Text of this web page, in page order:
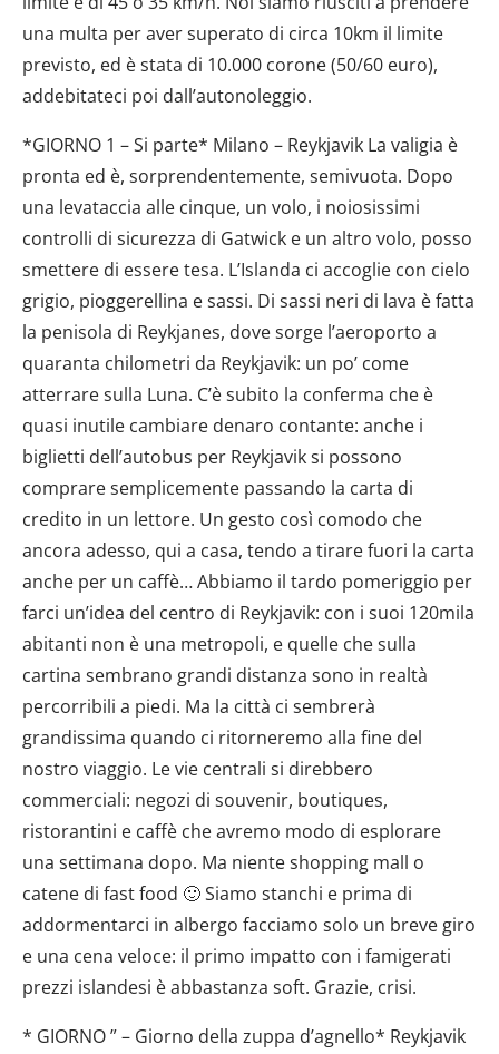
una multa per aver superato di circa 10km il limite
previsto, ed è stata di 10.000 corone (50/60 euro),
addebitateci poi dall’autonoleggio.
*GIORNO 1 – Si parte* Milano – Reykjavik La valigia è
pronta ed è, sorprendentemente, semivuota. Dopo
una levataccia alle cinque, un volo, i noiosissimi
controlli di sicurezza di Gatwick e un altro volo, posso
smettere di essere tesa. L’Islanda ci accoglie con cielo
grigio, pioggerellina e sassi. Di sassi neri di lava è fatta
la penisola di Reykjanes, dove sorge l’aeroporto a
quaranta chilometri da Reykjavik: un po’ come
atterrare sulla Luna. C’è subito la conferma che è
quasi inutile cambiare denaro contante: anche i
biglietti dell’autobus per Reykjavik si possono
comprare semplicemente passando la carta di
credito in un lettore. Un gesto così comodo che
ancora adesso, qui a casa, tendo a tirare fuori la carta
anche per un caffè… Abbiamo il tardo pomeriggio per
farci un’idea del centro di Reykjavik: con i suoi 120mila
abitanti non è una metropoli, e quelle che sulla
cartina sembrano grandi distanza sono in realtà
percorribili a piedi. Ma la città ci sembrerà
grandissima quando ci ritorneremo alla fine del
nostro viaggio. Le vie centrali si direbbero
commerciali: negozi di souvenir, boutiques,
ristorantini e caffè che avremo modo di esplorare
una settimana dopo. Ma niente shopping mall o
catene di fast food 🙂 Siamo stanchi e prima di
addormentarci in albergo facciamo solo un breve giro
e una cena veloce: il primo impatto con i famigerati
prezzi islandesi è abbastanza soft. Grazie, crisi.
* GIORNO ” – Giorno della zuppa d’agnello* Reykjavik